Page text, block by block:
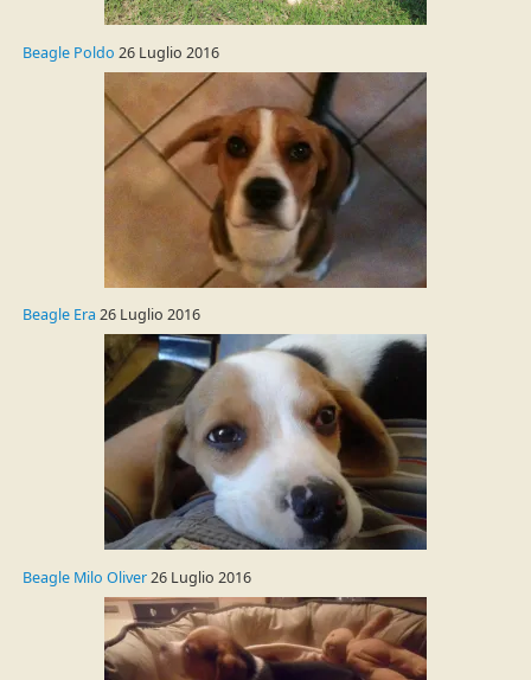
Beagle Poldo 26 Luglio 2016
Beagle Era 26 Luglio 2016
Beagle Milo Oliver26 Luglio 2016